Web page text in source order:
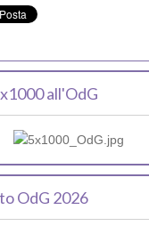
all'OdG
OdG 2026